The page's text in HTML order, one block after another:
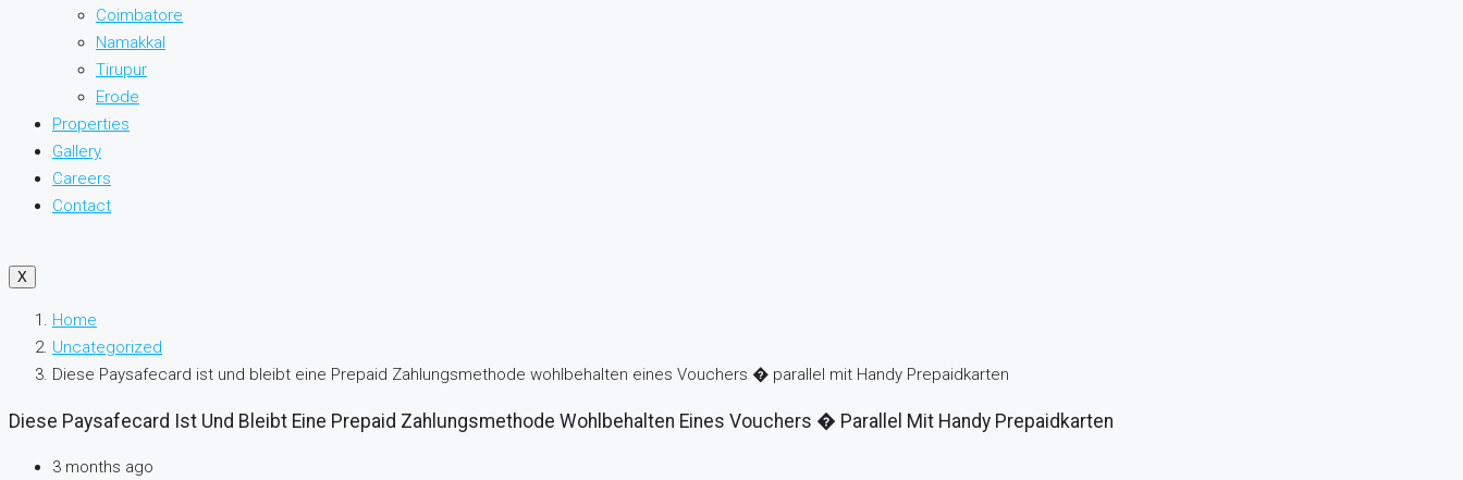
Coimbatore
Namakkal
Tirupur
Erode
Properties
Gallery
Careers
Contact
X
Home
Uncategorized
Diese Paysafecard ist und bleibt eine Prepaid Zahlungsmethode wohlbehalten eines Vouchers � parallel mit Handy Prepaidkarten
Diese Paysafecard Ist Und Bleibt Eine Prepaid Zahlungsmethode Wohlbehalten Eines Vouchers � Parallel Mit Handy Prepaidkarten
3 months ago